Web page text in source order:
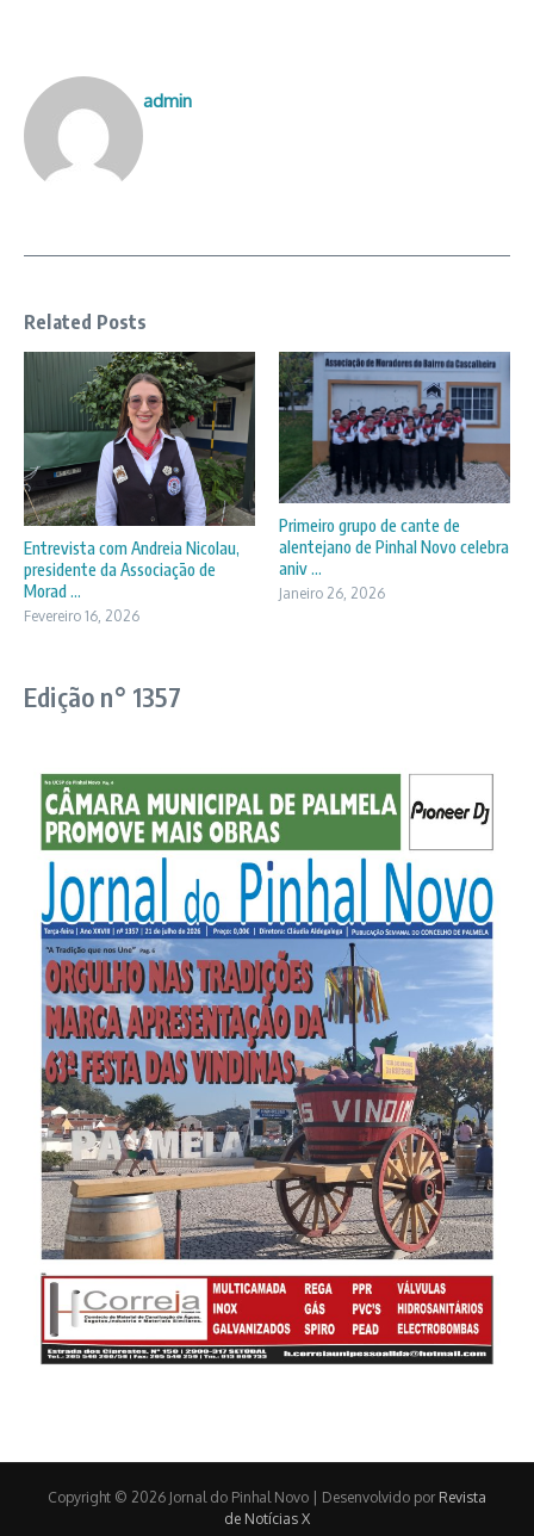
admin
Related Posts
Entrevista com Andreia Nicolau,
presidente da Associação de
Morad ...
Fevereiro 16, 2026
Primeiro grupo de cante de
alentejano de Pinhal Novo celebra
aniv ...
Janeiro 26, 2026
Edição n° 1357
Copyright © 2026 Jornal do Pinhal Novo | Desenvolvido por Revista
de Notícias X